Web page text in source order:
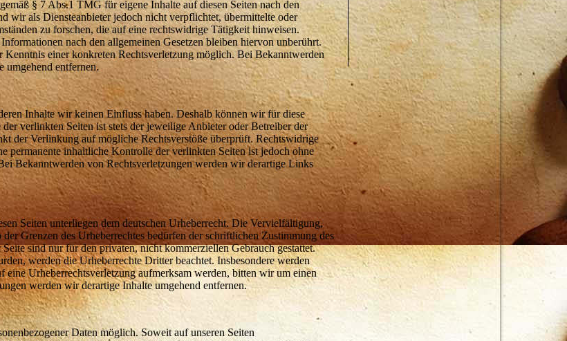
§ 7 Abs.1 TMG für eigene Inhalte auf diesen Seiten nach den
wir als Diensteanbieter jedoch nicht verpflichtet, übermittelte oder
zu forschen, die auf eine rechtswidrige Tätigkeit hinweisen.
nach den allgemeinen Gesetzen bleiben hiervon unberührt.
einer konkreten Rechtsverletzung möglich. Bei Bekanntwerden
umgehend entfernen.
Inhalte wir keinen Einfluss haben. Deshalb können wir für diese
verlinkten Seiten ist stets der jeweilige Anbieter oder Betreiber der
der Verlinkung auf mögliche Rechtsverstöße überprüft. Rechtswidrige
permanente inhaltliche Kontrolle der verlinkten Seiten ist jedoch ohne
Bekanntwerden von Rechtsverletzungen werden wir derartige Links
Seiten unterliegen dem deutschen Urheberrecht. Die Vervielfältigung,
Grenzen des Urheberrechtes bedürfen der schriftlichen Zustimmung des
sind nur für den privaten, nicht kommerziellen Gebrauch gestattet.
werden die Urheberrechte Dritter beachtet. Insbesondere werden
Urheberrechtsverletzung aufmerksam werden, bitten wir um einen
werden wir derartige Inhalte umgehend entfernen.
Daten möglich. Soweit auf unseren Seiten